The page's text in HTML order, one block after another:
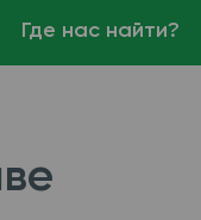
Где нас найти?